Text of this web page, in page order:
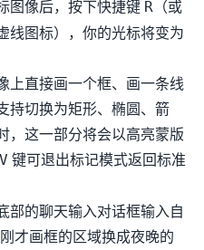
图像后，按下快捷键 R （或
线图标），你的光标将变为
上直接画一个框、画一条线
持切换为矩形、椭圆、箭
，这一部分将会以高亮蒙版
V 键可退出标记模式返回标准
部的聊天输入对话框输入自
才画框的区域换成夜晚的